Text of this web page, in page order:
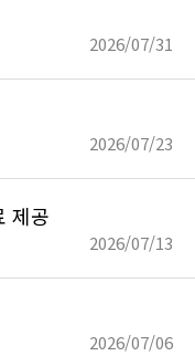
2026/07/31
2026/07/23
제공
2026/07/13
2026/07/06